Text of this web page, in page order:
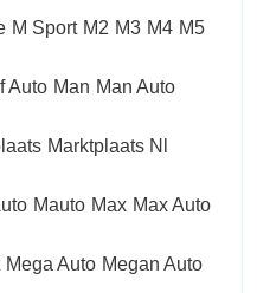
M Sport M2 M3 M4 M5
Auto Man Man Auto
Marktplaats Nl
Mauto Max Max Auto
Mega Auto Megan Auto